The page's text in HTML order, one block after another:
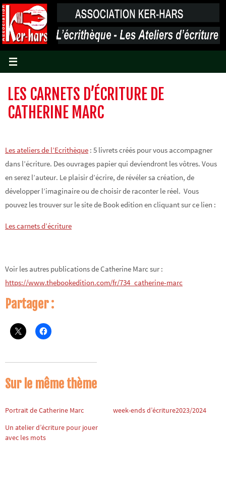
Passer
vers
le
contenu
LES CARNETS D’ÉCRITURE DE
CATHERINE MARC
Les ateliers de l’Ecrithèque : 5 livrets créés pour vous accompagner
dans l’écriture. Des ouvrages papier qui deviendront les vôtres. Vous
en serez l’auteur. Le plaisir d’écrire, de révéler sa création, de
développer l’imaginaire ou de choisir de raconter le réel. Vous
pouvez les trouver sur le site de Book edition en cliquant sur ce lien :
Les carnets d’écriture
Voir les autres publications de Catherine Marc sur :
https://www.thebookedition.com/fr/734_catherine-marc
Partager :
Sur le même thème
Portrait de Catherine Marc
week-ends d’écriture2023/2024
Un atelier d’écriture pour jouer
avec les mots